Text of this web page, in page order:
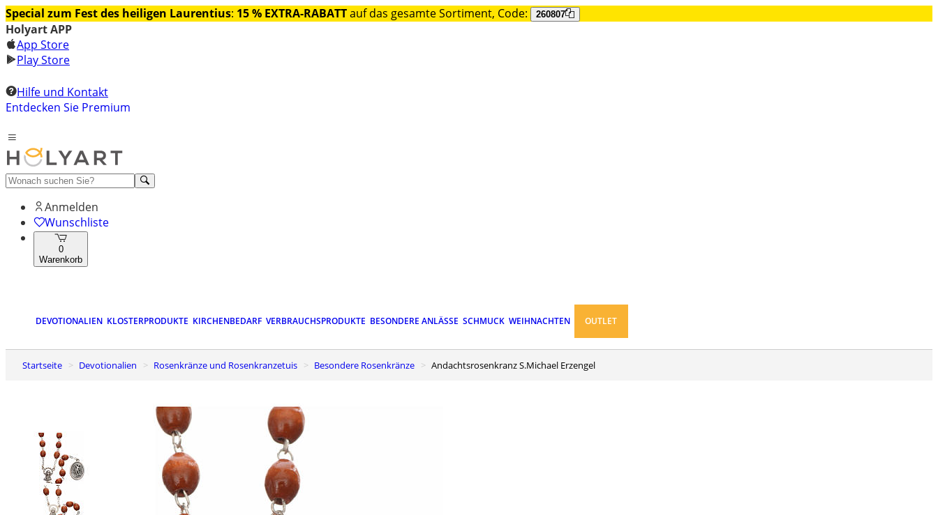
Special zum Fest des heiligen Laurentius: 15 % EXTRA-RABATTauf das gesamte Sortiment, Code: 260807
Holyart APP
App Store
Play Store
Hilfe und Kontakt
Entdecken Sie Premium
Anmelden
Wunschliste
0
Warenkorb
DEVOTIONALIEN KLOSTERPRODUKTE KIRCHENBEDARF VERBRAUCHSPRODUKTE BESONDERE ANLÄSSE SCHMUCK WEIHNACHTEN OUTLET
Startseite Devotionalien Rosenkränze und Rosenkranzetuis Besondere Rosenkränze Andachtsrosenkranz S.Michael Erzengel